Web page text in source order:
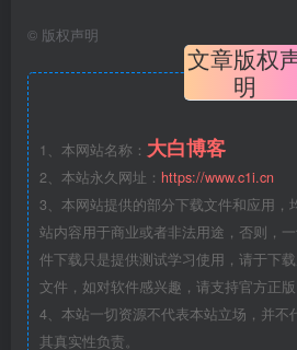
© 版权声明
文章版权
明
1、本网站名称： 大白博客
2、本站永久网址： https://www.c1i.cn
3、本网站提供的部分下载文件和应用，
站内容用于商业或者非法用途，否则，
件下载只是提供测试学习使用，请于下
文件，如对软件感兴趣，请支持官方正版!
4、本站一切资源不代表本站立场，并不
其真实性负责。